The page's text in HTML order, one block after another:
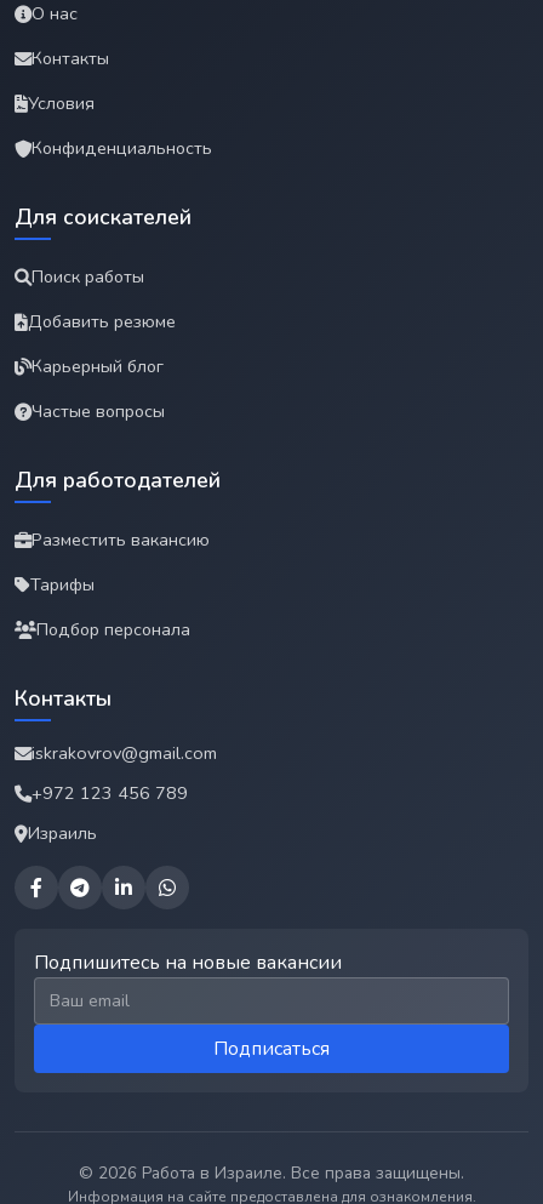
О нас
Контакты
Условия
Конфиденциальность
Для соискателей
Поиск работы
Добавить резюме
Карьерный блог
Частые вопросы
Для работодателей
Разместить вакансию
Тарифы
Подбор персонала
Контакты
iskrakovrov@gmail.com
+972 123 456 789
Израиль
Подпишитесь на новые вакансии
Email для подписки
Подписаться
© 2026 Работа в Израиле. Все права защищены.
Информация на сайте предоставлена для ознакомления.